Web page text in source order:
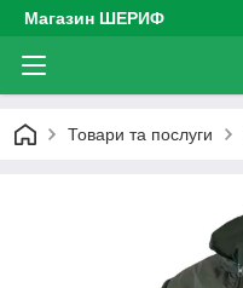
Магазин ШЕРИФ
Товари та послуги